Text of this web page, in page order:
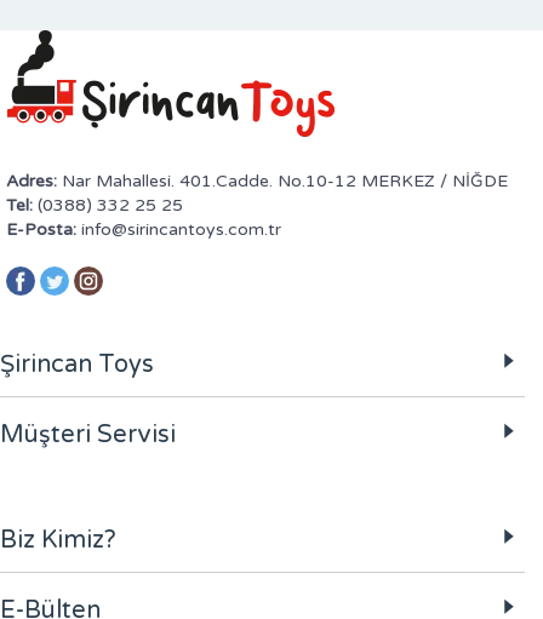
Adres: Nar Mahallesi. 401.Cadde. No.10-12 MERKEZ / NİĞDE
Tel: (0388) 332 25 25
E-Posta: info@sirincantoys.com.tr
Şirincan Toys
Müşteri Servisi
Biz Kimiz?
E-Bülten